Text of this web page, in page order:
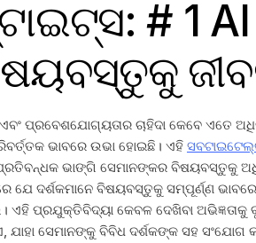
# 1
ପ୍ରବେଶଯୋଗ୍ୟତାର ଚାହିଦା କେବେ ଏତେ
ଭାବରେ ଉଭା ହୋଇଛି। ଏହି
ପ୍ରତିବନ୍ଧକ ଭାଙ୍ଗି ସେମାନଙ୍କର ବିଷୟବସ୍ତୁକୁ
ଯେ ଦର୍ଶକମାନେ ବିଷୟବସ୍ତୁକୁ ସମ୍ପୂର୍ଣ୍ଣ
ଏହି ପ୍ରଯୁକ୍ତିବିଦ୍ୟା କେବଳ ଦେଖିବା
ସେମାନଙ୍କୁ ବିବିଧ ଦର୍ଶକଙ୍କ ସହ ସଂଯୋଗ